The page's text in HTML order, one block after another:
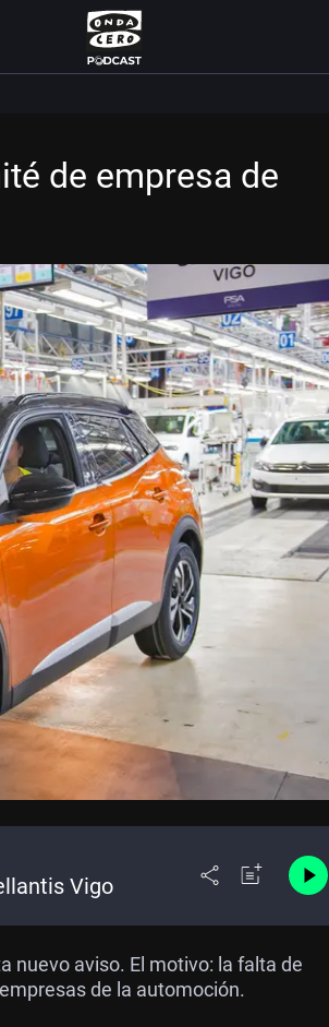
de empresa de
Vigo
nuevo aviso. El motivo: la falta de
de la automoción.